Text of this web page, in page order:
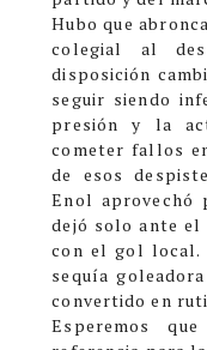
Hubo que
colegial al
disposición
seguir siendo
presión y la
cometer fallos
de esos
Enol aprovechó
dejó solo ante
con el gol local.
sequía
convertido en
Esperemos